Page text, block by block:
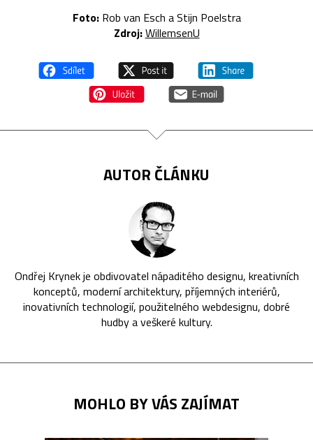
Foto:Rob van Esch a Stijn Poelstra
Zdroj:WillemsenU
AUTOR ČLÁNKU
Ondřej Krynek je obdivovatel nápaditého designu, kreativních
konceptů, moderní architektury, příjemných interiérů,
inovativních technologií, použitelného webdesignu, dobré
hudby a veškeré kultury.
MOHLO BY VÁS ZAJÍMAT